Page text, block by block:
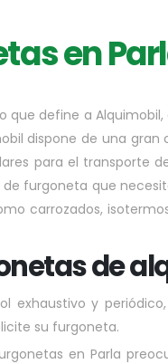
en
que define a
dispone de una
para el transporte
furgoneta que
carrozados,
de
exhaustivo y
su furgoneta.
en Parla